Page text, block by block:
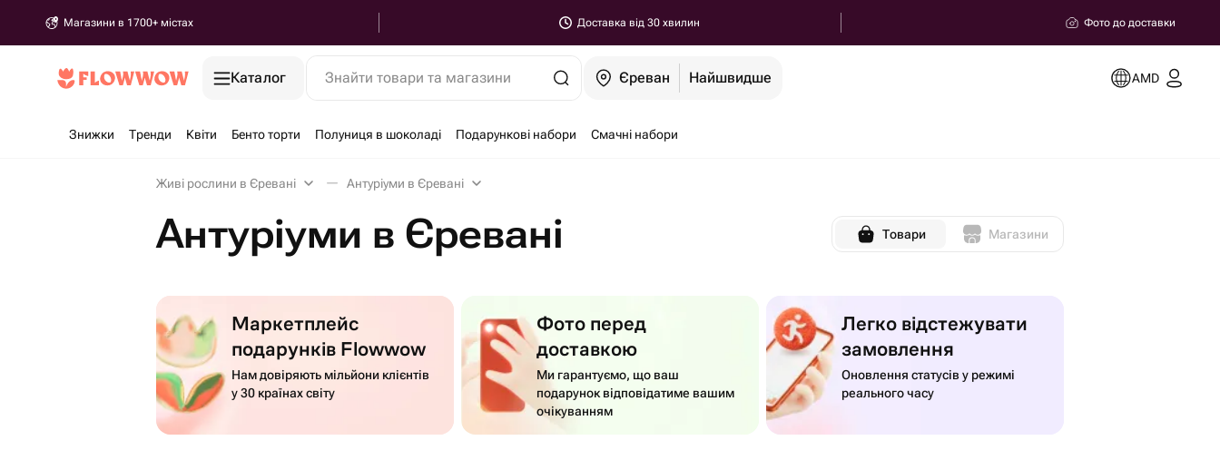
Магазини в 1700+ містах Доставка від 30 хвилин Фото до доставки
Каталог Знайти товари та магазини Єреван Найшвидше AMD
Знижки Тренди Квіти Бенто торти Полуниця в шоколаді Подарункові набори Смачні набори
Живі рослини в Єревані Антуріуми в Єревані
Антуріуми в Єревані Товари Магазини
Маркетплейс
подарунків Flowwow
Нам довіряють мільйони клієнтів
у 30 країнах світу
Фото перед
доставкою
Ми гарантуємо, що ваш
подарунок відповідатиме вашим
очікуванням
Легко відстежувати
замовлення
Оновлення статусів у режимі
реального часу